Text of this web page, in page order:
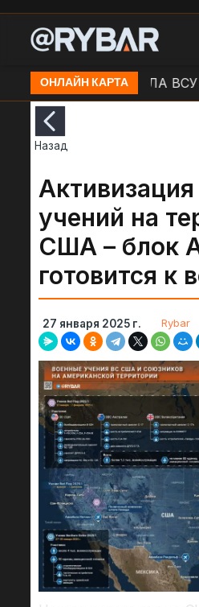
ОНЛАЙН КАРТА
Удар БЛА ВСУ по
Назад
учений на
США – блок
готовится к
27 января 2025 г. Rybar